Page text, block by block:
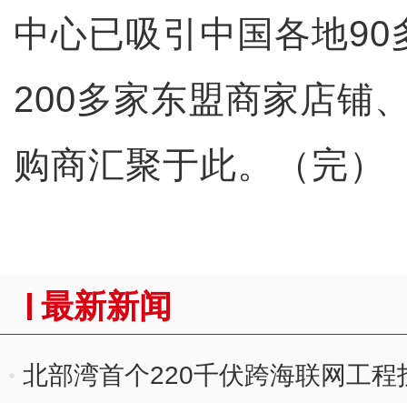
中心已吸引中国各地90
200多家东盟商家店铺
购商汇聚于此。（完）
最新新闻
北部湾首个220千伏跨海联网工